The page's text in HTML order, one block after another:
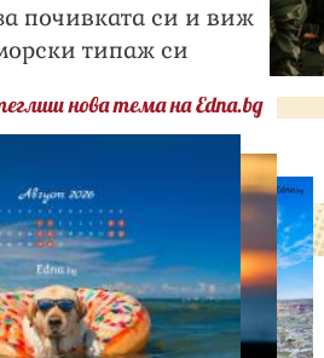
почивката си и виж
типаж си
нова тема на Edna.bg
АСТРОЛОГИЯ
Дневен хороскоп за 6